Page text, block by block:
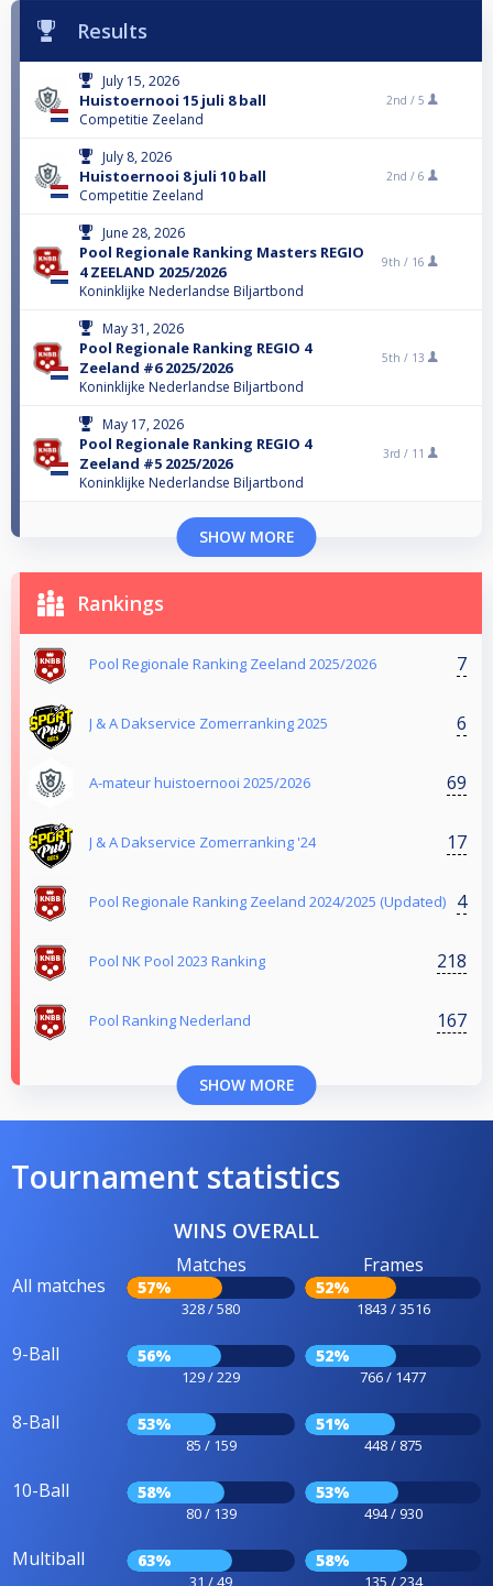
Results
July 15, 2026
Huistoernooi 15 juli 8 ball
Competitie Zeeland
2nd / 5
July 8, 2026
Huistoernooi 8 juli 10 ball
Competitie Zeeland
2nd / 6
June 28, 2026
Pool Regionale Ranking Masters REGIO
4 ZEELAND 2025/2026
Koninklijke Nederlandse Biljartbond
9th / 16
May 31, 2026
Pool Regionale Ranking REGIO 4
Zeeland #6 2025/2026
Koninklijke Nederlandse Biljartbond
5th / 13
May 17, 2026
Pool Regionale Ranking REGIO 4
Zeeland #5 2025/2026
Koninklijke Nederlandse Biljartbond
3rd / 11
SHOW MORE
Rankings
Pool Regionale Ranking Zeeland 2025/2026 7
J & A Dakservice Zomerranking 2025 6
A-mateur huistoernooi 2025/2026 69
J & A Dakservice Zomerranking '24 17
Pool Regionale Ranking Zeeland 2024/2025 (Updated) 4
Pool NK Pool 2023 Ranking 218
Pool Ranking Nederland 167
SHOW MORE
Tournament statistics
WINS OVERALL
All matches
Matches
57%
328 / 580
Frames
52%
1843 / 3516
9-Ball 56%
129 / 229
52%
766 / 1477
8-Ball 53%
85 / 159
51%
448 / 875
10-Ball 58%
80 / 139
53%
494 / 930
Multiball 63% 58%